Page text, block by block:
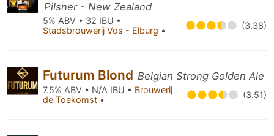
Pilsner - New Zealand
5% ABV • 32 IBU •
Stadsbrouwerij Vos - Elburg • (3.38)
Futurum Blond Belgian Strong Golden Ale
7.5% ABV • N/A IBU • Brouwerij
de Toekomst • (3.51)